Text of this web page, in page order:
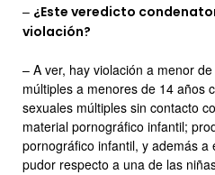
– ¿Este veredicto
violación?
– A ver, hay violación a menor
múltiples a menores de 14 años
sexuales múltiples sin contacto
material pornográfico infantil;
pornográfico infantil, y además
pudor respecto a una de las